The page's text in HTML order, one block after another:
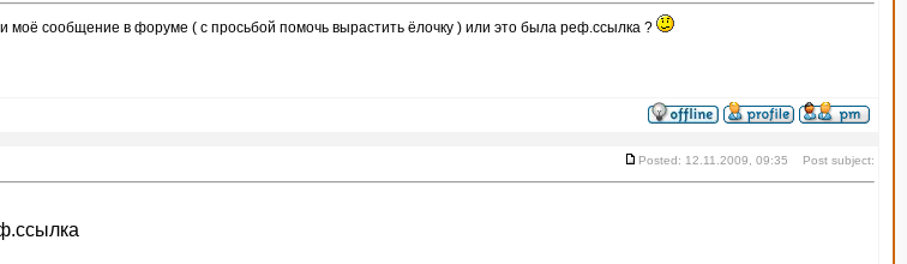
моё сообщение в форуме ( с просьбой помочь вырастить ёлочку ) или это была реф.ссылка ?
Posted: 12.11.2009, 09:35 Post subject: